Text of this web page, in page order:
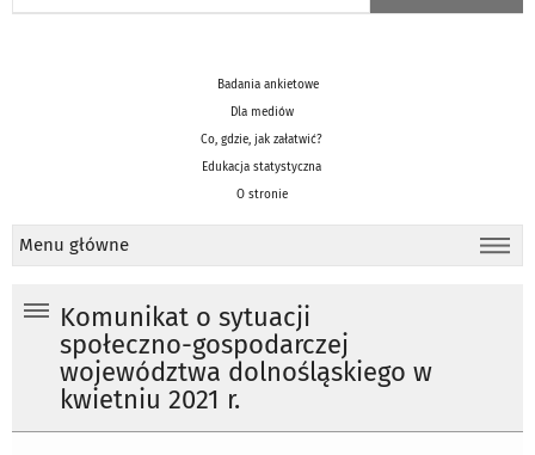
Badania ankietowe
Dla mediów
Co, gdzie, jak załatwić?
Edukacja statystyczna
O stronie
Menu główne
Komunikat o sytuacji
społeczno-gospodarczej
województwa dolnośląskiego w
kwietniu 2021 r.